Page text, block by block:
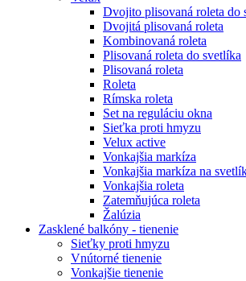
Dvojito plisovaná roleta do
Dvojitá plisovaná roleta
Kombinovaná roleta
Plisovaná roleta do svetlíka
Plisovaná roleta
Roleta
Rímska roleta
Set na reguláciu okna
Sieťka proti hmyzu
Velux active
Vonkajšia markíza
Vonkajšia markíza na
Vonkajšia roleta
Zatemňujúca roleta
Žalúzia
Zasklené balkóny - tienenie
Sieťky proti hmyzu
Vnútorné tienenie
Vonkajšie tienenie